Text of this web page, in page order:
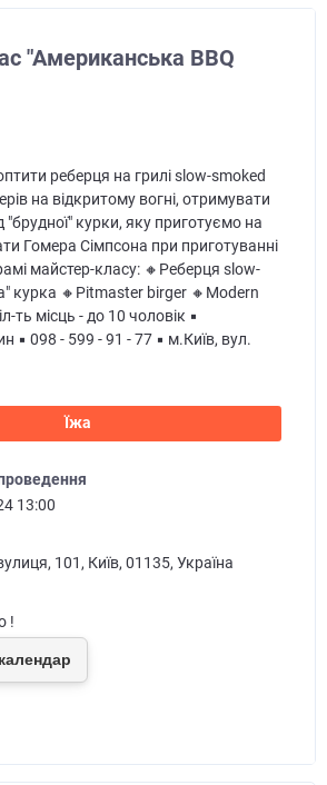
"Американська BBQ
реберця на грилі slow-smoked
на відкритому вогні, отримувати
"брудної" курки, яку приготуємо на
Гомера Сімпсона при приготуванні
майстер-класу: 🔸Реберця slow-
курка 🔸Pitmaster birger 🔸Modern
ть місць - до 10 чоловік ▪
▪ 098 - 599 - 91 - 77 ▪ м.Київ, вул.
Їжа
13:00
101, Київ, 01135, Україна
!